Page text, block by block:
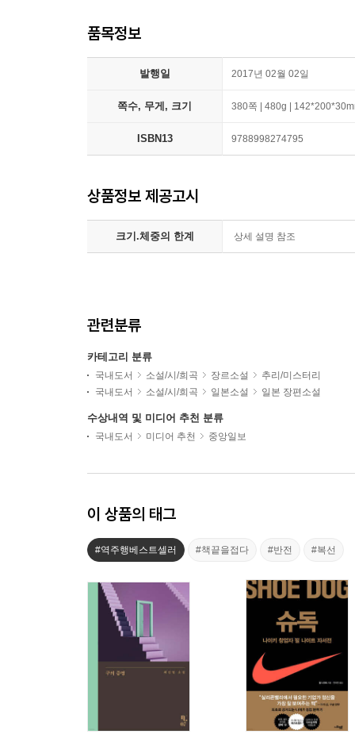
품목정보
발행일 2017년 02월 02일
쪽수, 무게, 크기 380쪽 | 480g |
ISBN13 9788998274795
상품정보 제공고시
크기.체중의 한계 상세 설명 참조
관련분류
카테고리 분류
국내도서 소설/시/희곡 장르소설
추리/미스터리
국내도서
소설/시/희곡 일본소설 일본 장편소설
수상내역 및 미디어 추천 분류
국내도서 미디어 추천 중앙일보
이 상품의 태그
#역주행베스트셀러 #책끝을접다 #반전 #복선